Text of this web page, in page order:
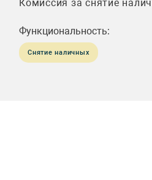
Комиссия за снятие
Функциональность:
Снятие наличных